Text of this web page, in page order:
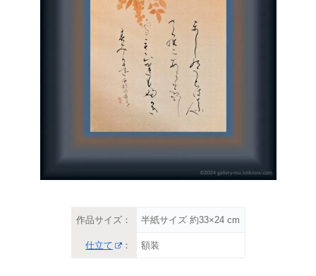
作品サイズ： 半紙サイズ 約33×24 cm
仕立て ： 額装